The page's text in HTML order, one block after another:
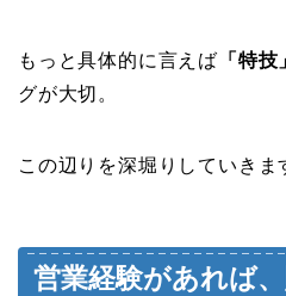
もっと具体的に言えば 「特
グが大切。
この辺りを深堀りしていきま
営業経験があれば